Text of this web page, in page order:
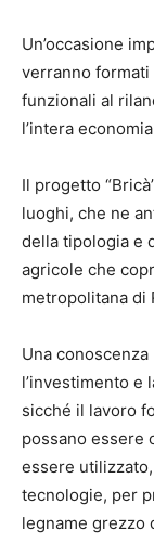
Un’occasione
verranno
funzionali al
l’intera
Il progetto
luoghi, che ne
della tipologia e
agricole che
metropolitana di
Una
l’investimento e
sicché il lavoro
possano essere
essere
tecnologie, per
legname grezzo